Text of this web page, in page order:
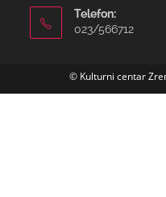
Telefon:
023/566712
© Kulturni centar